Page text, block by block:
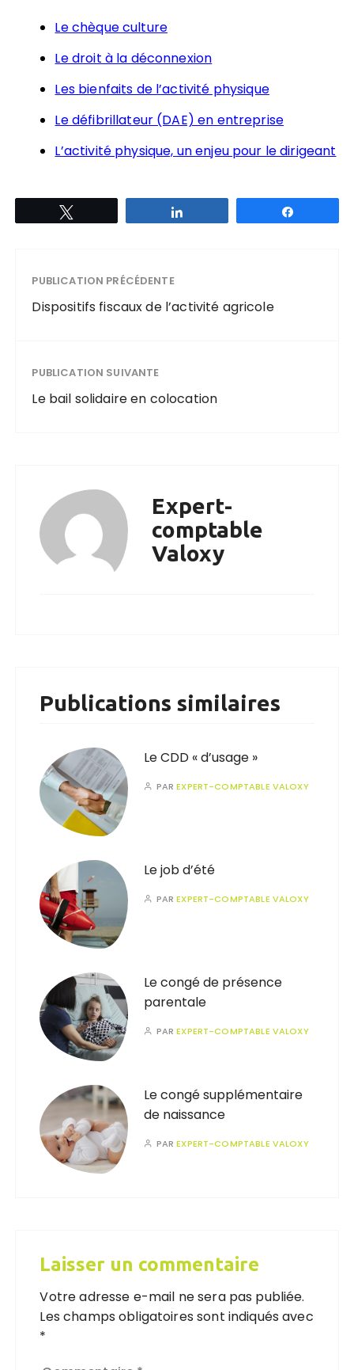
Le chèque culture
Le droit à la déconnexion
Les bienfaits de l’activité physique
Le défibrillateur (DAE) en entreprise
L’activité physique, un enjeu pour le dirigeant
PUBLICATION PRÉCÉDENTE
Dispositifs fiscaux de l’activité agricole
PUBLICATION SUIVANTE
Le bail solidaire en colocation
Expert-
comptable
Valoxy
Publications similaires
Le CDD « d’usage »
PAREXPERT-COMPTABLE VALOXY
Le job d’été
PAREXPERT-COMPTABLE VALOXY
Le congé de présence
parentale
PAREXPERT-COMPTABLE VALOXY
Le congé supplémentaire
de naissance
PAREXPERT-COMPTABLE VALOXY
Laisser un commentaire
Votre adresse e-mail ne sera pas publiée.
Les champs obligatoires sont indiqués avec
*